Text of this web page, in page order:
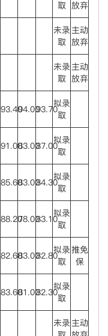
取 放弃
未录
取
主动
放弃
未录
取
主动
放弃
93.4094.0093.70拟录
取
91.0083.0087.00拟录
取
85.6083.0084.30拟录
取
88.2078.0083.10拟录
取
82.6083.0082.80拟录
取
推免
保
83.6081.0082.30拟录
取
未录主动